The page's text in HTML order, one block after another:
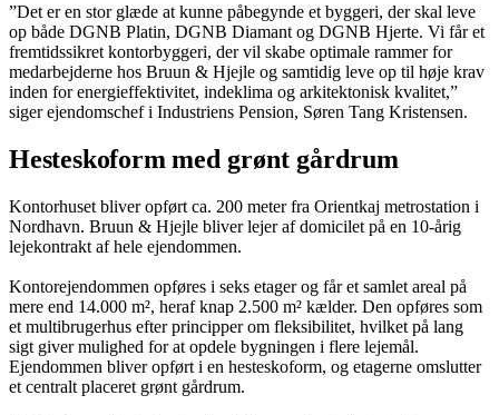
”Det er en stor glæde at kunne påbegynde et byggeri, der skal leve
op både DGNB Platin, DGNB Diamant og DGNB Hjerte. Vi får et
fremtidssikret kontorbyggeri, der vil skabe optimale rammer for
medarbejderne hos Bruun & Hjejle og samtidig leve op til høje krav
inden for energieffektivitet, indeklima og arkitektonisk kvalitet,”
siger ejendomschef i Industriens Pension, Søren Tang Kristensen.
Hesteskoform med grønt gårdrum
Kontorhuset bliver opført ca. 200 meter fra Orientkaj metrostation i
Nordhavn. Bruun & Hjejle bliver lejer af domicilet på en 10-årig
lejekontrakt af hele ejendommen.
Kontorejendommen opføres i seks etager og får et samlet areal på
mere end 14.000 m², heraf knap 2.500 m² kælder. Den opføres som
et multibrugerhus efter principper om fleksibilitet, hvilket på lang
sigt giver mulighed for at opdele bygningen i flere lejemål.
Ejendommen bliver opført i en hesteskoform, og etagerne omslutter
et centralt placeret grønt gårdrum.